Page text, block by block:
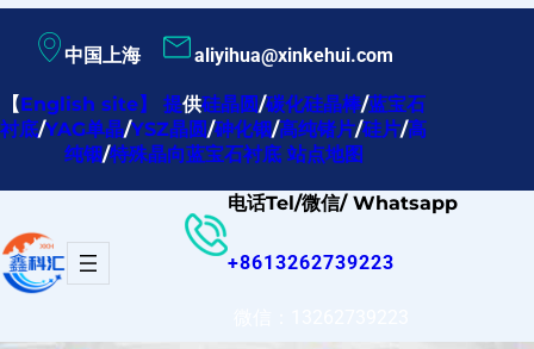
内
容
中国上海 aliyihua@xinkehui.com
【English site】提供硅晶圆/碳化硅晶棒/蓝宝石
衬底/YAG单晶/YSZ晶圆/砷化铟/高纯锗片/硅片/高
纯铟/特殊晶向蓝宝石衬底 站点地图
电话Tel/微信/ Whatsapp
+8613262739223